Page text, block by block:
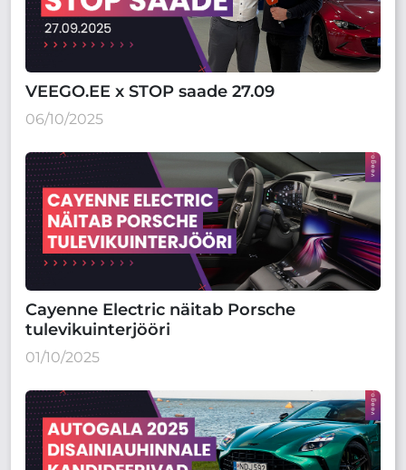
VEEGO.EE x STOP saade 27.09
06/10/2025
Cayenne Electric näitab Porsche
tulevikuinterjööri
01/10/2025